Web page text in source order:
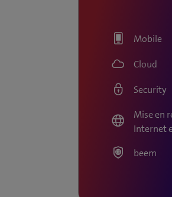
Mobile
Cloud
Security
Mise en
Internet
beem